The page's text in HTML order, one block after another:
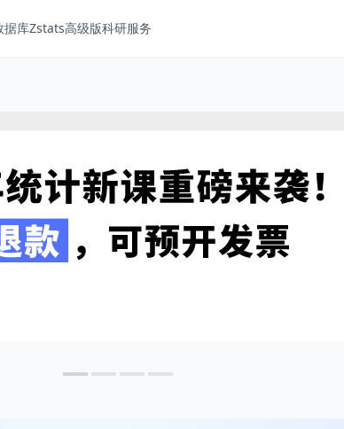
据库Zstats高级版科研服务